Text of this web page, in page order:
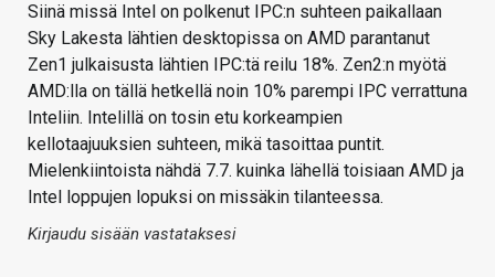
Siinä missä Intel on polkenut IPC:n suhteen paikallaan
Sky Lakesta lähtien desktopissa on AMD parantanut
Zen1 julkaisusta lähtien IPC:tä reilu 18%. Zen2:n myötä
AMD:lla on tällä hetkellä noin 10% parempi IPC verrattuna
Inteliin. Intelillä on tosin etu korkeampien
kellotaajuuksien suhteen, mikä tasoittaa puntit.
Mielenkiintoista nähdä 7.7. kuinka lähellä toisiaan AMD ja
Intel loppujen lopuksi on missäkin tilanteessa.
Kirjaudu sisään vastataksesi